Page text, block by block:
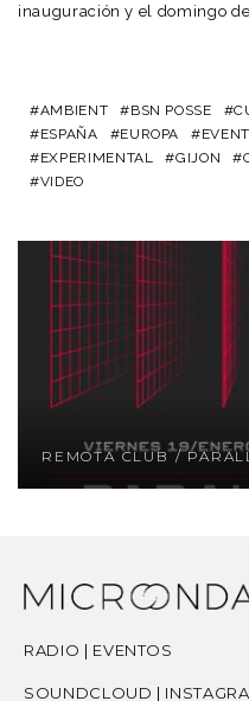
inauguración y el domingo
AMBIENT BSN POSSE
ESPAÑA
EUROPA
EXPERIMENTAL
GIJON
VIDEO
REMOTA CLUB /
RADIO | EVENTOS
SOUNDCLOUD |